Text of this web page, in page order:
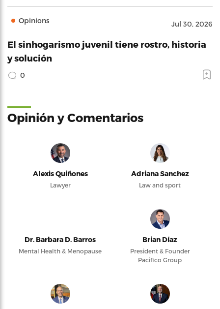
Opinions Jul 30, 2026
El sinhogarismo juvenil tiene rostro, historia
y solución
0
Opinión y Comentarios
Alexis Quiñones
Lawyer
Adriana Sanchez
Law and sport
Dr. Barbara D. Barros
Mental Health & Menopause
Brian Díaz
President & Founder
Pacifico Group